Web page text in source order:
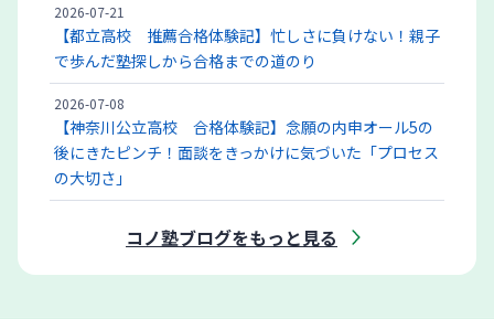
2026-07-21
【都立高校 推薦合格体験記】忙しさに負けない！親子
で歩んだ塾探しから合格までの道のり
2026-07-08
【神奈川公立高校 合格体験記】念願の内申オール5の
後にきたピンチ！面談をきっかけに気づいた「プロセス
の大切さ」
コノ塾ブログをもっと見る